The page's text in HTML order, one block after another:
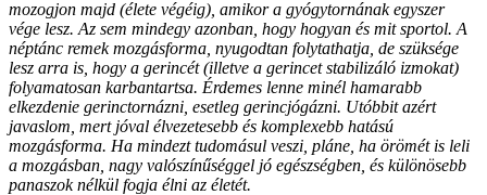
mozogjon majd (élete végéig), amikor a gyógytornának egyszer
vége lesz. Az sem mindegy azonban, hogy hogyan és mit sportol. A
néptánc remek mozgásforma, nyugodtan folytathatja, de szüksége
lesz arra is, hogy a gerincét (illetve a gerincet stabilizáló izmokat)
folyamatosan karbantartsa. Érdemes lenne minél hamarabb
elkezdenie gerinctornázni, esetleg gerincjógázni. Utóbbit azért
javaslom, mert jóval élvezetesebb és komplexebb hatású
mozgásforma. Ha mindezt tudomásul veszi, pláne, ha örömét is leli
a mozgásban, nagy valószínűséggel jó egészségben, és különösebb
panaszok nélkül fogja élni az életét.